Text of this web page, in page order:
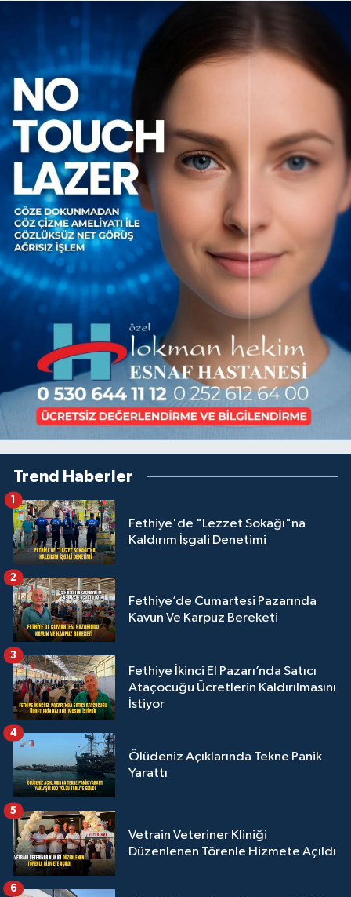
Trend Haberler
Fethiye'de "Lezzet Sokağı"na
Kaldırım İşgali Denetimi
1
Fethiye’de Cumartesi Pazarında
Kavun Ve Karpuz Bereketi
2
Fethiye İkinci El Pazarı’nda Satıcı
Ataçocuğu Ücretlerin Kaldırılmasını
İstiyor
3
Ölüdeniz Açıklarında Tekne Panik
Yarattı
4
Vetrain Veteriner Kliniği
Düzenlenen Törenle Hizmete Açıldı
5
6